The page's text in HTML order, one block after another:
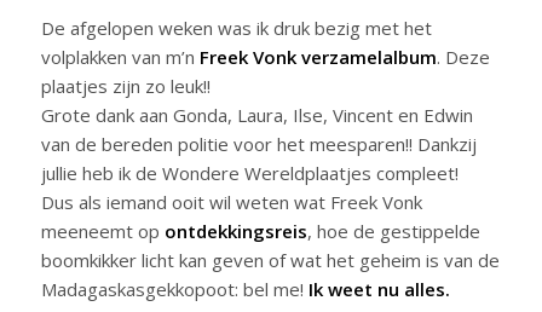
De afgelopen weken was ik druk bezig met het
volplakken van m’n Freek Vonk verzamelalbum. Deze
plaatjes zijn zo leuk!!
Grote dank aan Gonda, Laura, Ilse, Vincent en Edwin
van de bereden politie voor het meesparen!! Dankzij
jullie heb ik de Wondere Wereldplaatjes compleet!
Dus als iemand ooit wil weten wat Freek Vonk
meeneemt op ontdekkingsreis, hoe de gestippelde
boomkikker licht kan geven of wat het geheim is van de
Madagaskasgekkopoot: bel me! Ik weet nu alles.